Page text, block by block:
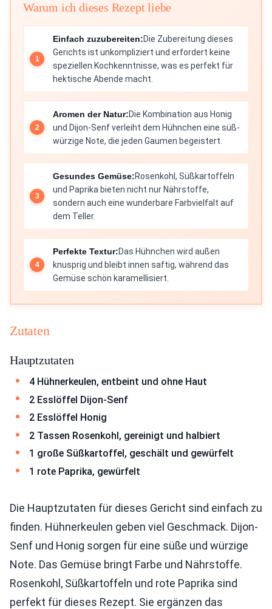
Warum ich dieses Rezept liebe
Einfach zuzubereiten:Die Zubereitung dieses
Gerichts ist unkompliziert und erfordert keine
speziellen Kochkenntnisse, was es perfekt für
hektische Abende macht.
Aromen der Natur:Die Kombination aus Honig
und Dijon-Senf verleiht dem Hühnchen eine süß-
würzige Note, die jeden Gaumen begeistert.
Gesundes Gemüse:Rosenkohl, Süßkartoffeln
und Paprika bieten nicht nur Nährstoffe,
sondern auch eine wunderbare Farbvielfalt auf
dem Teller.
Perfekte Textur:Das Hühnchen wird außen
knusprig und bleibt innen saftig, während das
Gemüse schön karamellisiert.
Zutaten
Hauptzutaten
4 Hühnerkeulen, entbeint und ohne Haut
2 Esslöffel Dijon-Senf
2 Esslöffel Honig
2 Tassen Rosenkohl, gereinigt und halbiert
1 große Süßkartoffel, geschält und gewürfelt
1 rote Paprika, gewürfelt
Die Hauptzutaten für dieses Gericht sind einfach zu
finden. Hühnerkeulen geben viel Geschmack. Dijon-
Senf und Honig sorgen für eine süße und würzige
Note. Das Gemüse bringt Farbe und Nährstoffe.
Rosenkohl, Süßkartoffeln und rote Paprika sind
perfekt für dieses Rezept. Sie ergänzen das